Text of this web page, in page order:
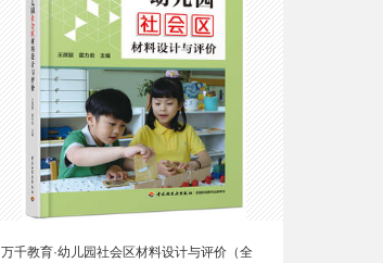
万千教育·幼儿园社会区材料设计与评价（全